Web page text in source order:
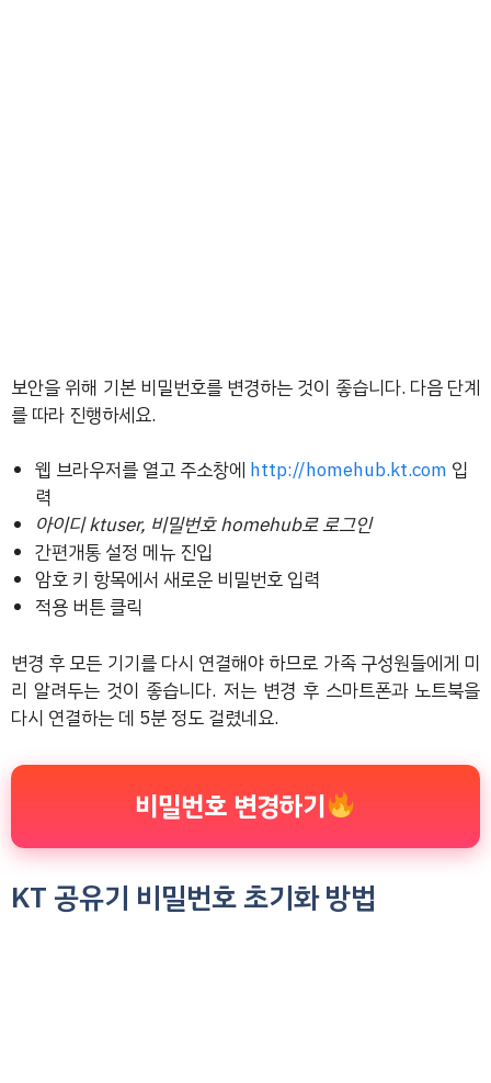
보안을 위해 기본 비밀번호를 변경하는 것이 좋습니다. 다음 단계
를 따라 진행하세요.
웹 브라우저를 열고 주소창에 http://homehub.kt.com 입
력
아이디 ktuser, 비밀번호 homehub로 로그인
간편개통 설정 메뉴 진입
암호 키 항목에서 새로운 비밀번호 입력
적용 버튼 클릭
변경 후 모든 기기를 다시 연결해야 하므로 가족 구성원들에게 미
리 알려두는 것이 좋습니다. 저는 변경 후 스마트폰과 노트북을
다시 연결하는 데 5분 정도 걸렸네요.
비밀번호 변경하기
KT 공유기 비밀번호 초기화 방법